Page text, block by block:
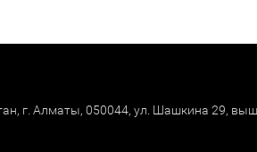
г. Алматы, 050044, ул. Шашкина 29,